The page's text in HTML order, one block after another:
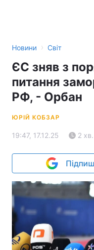
Новини › Світ
ЄС зняв з
питання
РФ, - Орбан
ЮРІЙ КОБЗАР
19:47, 17.12.25 2 хв.